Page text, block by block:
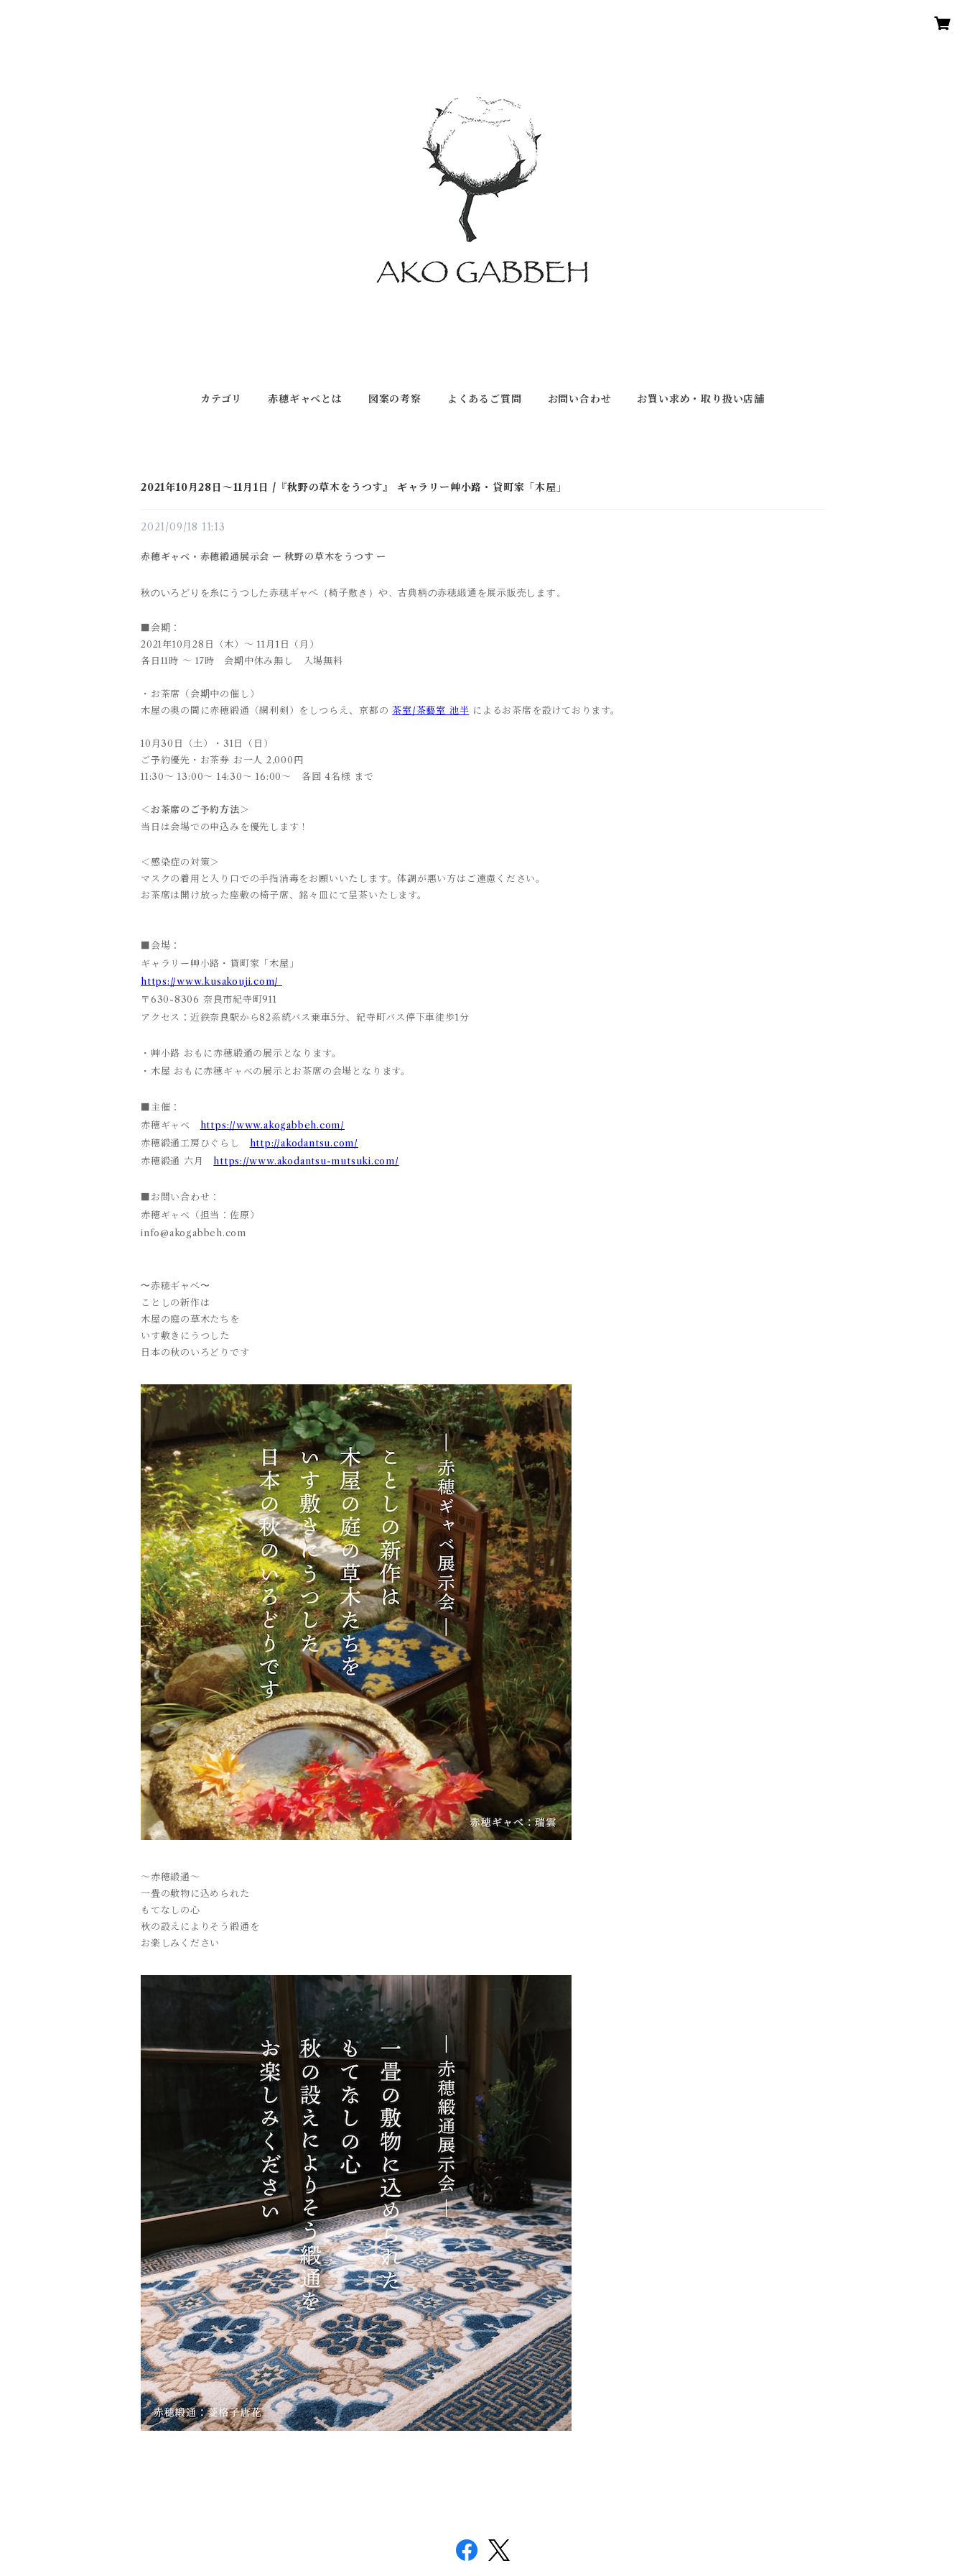
カテゴリ 赤穂ギャベとは 図案の考察 よくあるご質問 お問い合わせ お買い求め・取り扱い店舗
2021年10月28日〜11月1日 /『秋野の草木をうつす』 ギャラリー艸小路・貸町家「木屋」
2021/09/18 11:13
赤穂ギャベ・赤穂緞通展示会 ー 秋野の草木をうつす ー
秋のいろどりを糸にうつした赤穂ギャベ（椅子敷き）や、古典柄の赤穂緞通を展示販売します。
■会期 ：
2021年10月28日（木）～ 11月1日（月）
各日11時 ～ 17時 会期中休み無し 入場無料
・お茶席（会期中の催し）
木屋の奥の間に赤穂緞通（網利剣）をしつらえ、京都の茶室/茶藝室 池半 によるお茶席を設けております。
10月30日（土）・31日（日）
ご予約優先・お茶券 お一人 2,000円
11:30～ 13:00～ 14:30～ 16:00～ 各回 4名様 まで
＜お茶席のご予約方法＞
当日は会場での申込みを優先します！
＜感染症の対策＞
マスクの着用と入り口での手指消毒をお願いいたします。体調が悪い方はご遠慮ください。
お茶席は開け放った座敷の椅子席、銘々皿にて呈茶いたします。
■会場：
ギャラリー艸小路・貸町家「木屋」
https://www.kusakouji.com/
〒630-8306 奈良市紀寺町911
アクセス：近鉄奈良駅から82系統バス乗車5分、紀寺町バス停下車徒歩1分
・艸小路 おもに赤穂緞通の展示となります。
・木屋 おもに赤穂ギャベの展示とお茶席の会場となります。
■主催：
赤穂ギャベ https://www.akogabbeh.com/
赤穂緞通工房ひぐらし http://akodantsu.com/
赤穂緞通 六月 https://www.akodantsu-mutsuki.com/
■お問い合わせ：
赤穂ギャベ（担当：佐原）
info@akogabbeh.com
〜赤穂ギャベ〜
ことしの新作は
木屋の庭の草木たちを
いす敷きにうつした
日本の秋のいろどりです
〜赤穂緞通〜
一畳の敷物に込められた
もてなしの心
秋の設えによりそう緞通を
お楽しみください